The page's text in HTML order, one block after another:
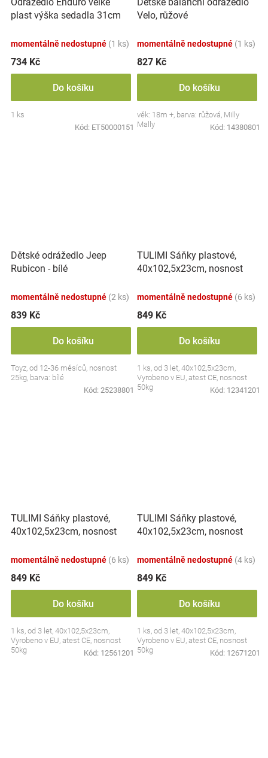
plast výška sedadla 31cm
měsíců - žlutá
momentálně nedostupné (1 ks)
734 Kč
Do košíku
1 ks
Kód: ET50000151
Velo, růžové
momentálně nedostupné (1 ks)
827 Kč
Do košíku
věk: 18m +, barva: růžová, Milly
Mally
Kód: 14380801
Dětské odrážedlo Jeep
Rubicon - bílé
momentálně nedostupné (2 ks)
839 Kč
Do košíku
Toyz, od 12-36 měsíců, nosnost
25kg, barva: bílé
Kód: 25238801
TULIMI Sáňky plastové,
40x102,5x23cm, nosnost
momentálně nedostupné (6 ks)
849 Kč
Do košíku
1 ks, od 3 let, 40x102,5x23cm,
Vyrobeno v EU, atest CE, nosnost
50kg
Kód: 12341201
TULIMI Sáňky plastové,
40x102,5x23cm, nosnost
momentálně nedostupné (6 ks)
849 Kč
Do košíku
1 ks, od 3 let, 40x102,5x23cm,
Vyrobeno v EU, atest CE, nosnost
50kg
Kód: 12561201
TULIMI Sáňky plastové,
40x102,5x23cm, nosnost
momentálně nedostupné (4 ks)
849 Kč
Do košíku
1 ks, od 3 let, 40x102,5x23cm,
Vyrobeno v EU, atest CE, nosnost
50kg
Kód: 12671201